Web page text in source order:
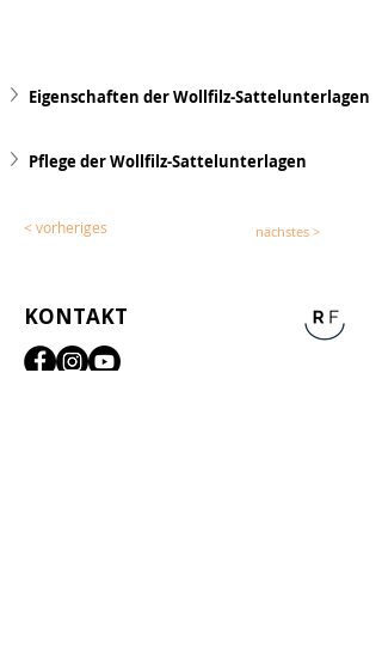
Eigenschaften der Wollfilz-Sattelunterlagen
Pflege der Wollfilz-Sattelunterlagen
< vorheriges nächstes >
KONTAKT